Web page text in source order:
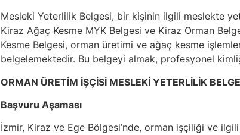
Mesleki Yeterlilik Belgesi, bir kişinin ilgili meslekte
Kiraz Ağaç Kesme MYK Belgesi ve Kiraz Orman
Kesme Belgesi, orman üretimi ve ağaç kesme
belgelemektedir. Bu belgeyi almak, profesyonel
ORMAN ÜRETİM İŞÇİSİ MESLEKİ YETERLİLİK
Başvuru Aşaması
İzmir, Kiraz ve Ege Bölgesi’nde, orman işçiliği ve